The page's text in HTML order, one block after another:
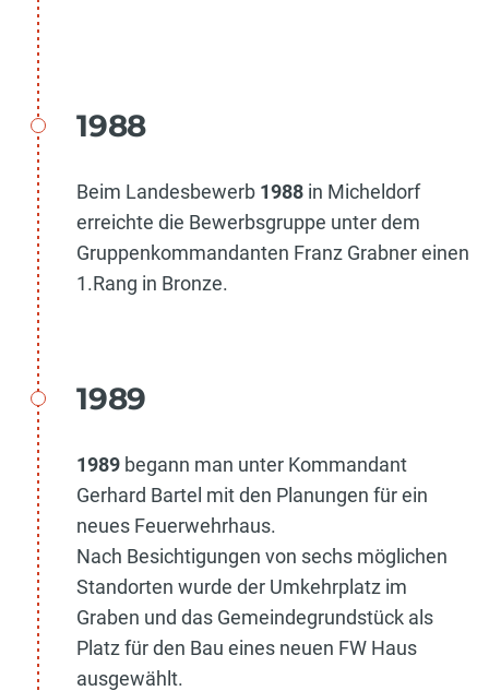
1988
Beim Landesbewerb 1988 in Micheldorf
erreichte die Bewerbsgruppe unter dem
Gruppenkommandanten Franz Grabner einen
1.Rang in Bronze.
1989
1989 begann man unter Kommandant
Gerhard Bartel mit den Planungen für ein
neues Feuerwehrhaus.
Nach Besichtigungen von sechs möglichen
Standorten wurde der Umkehrplatz im
Graben und das Gemeindegrundstück als
Platz für den Bau eines neuen FW Haus
ausgewählt.